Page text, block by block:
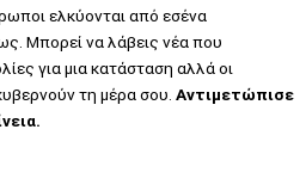
ελκύονται από εσένα
Μπορεί να λάβεις νέα που
για μια κατάσταση αλλά οι
τη μέρα σου. Αντιμετώπισε